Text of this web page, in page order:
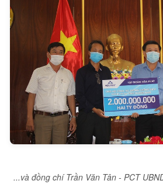
...và đồng chí Trần Văn Tân - PCT